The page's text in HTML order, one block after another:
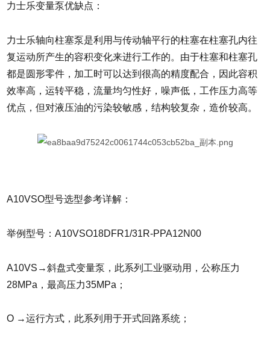
力士乐变量泵优缺点：
力士乐轴向柱塞泵是利用与传动轴平行的柱塞在柱塞孔内往
复运动所产生的容积变化来进行工作的。由于柱塞和柱塞孔
都是圆形零件，加工时可以达到很高的精度配合，因此容积
效率高，运转平稳，流量均匀性好，噪声低，工作压力高等
优点，但对液压油的污染较敏感，结构较复杂，造价较高。
A10VSO型号选型参考详解：
举例型号：A10VSO18DFR1/31R-PPA12N00
A10VS→斜盘式变量泵，此系列工业驱动用，公称压力
28MPa，最高压力35MPa；
O →运行方式，此系列用于开式回路系统；